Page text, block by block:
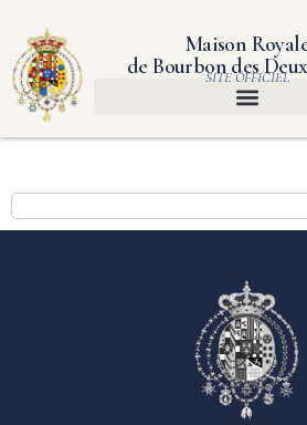
Maison
de Bourbon des
SITE OFFICIEL